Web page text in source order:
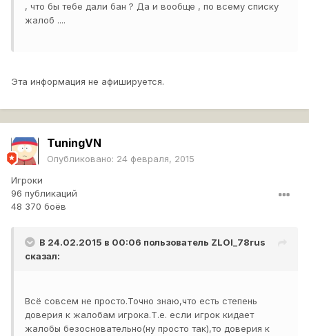
, что бы тебе дали бан ? Да и вообще , по всему списку
жалоб ....
Эта информация не афишируется.
TuningVN
Опубликовано: 24 февраля, 2015
Игроки
96 публикаций
48 370 боёв
В 24.02.2015 в 00:06 пользователь ZLOI_78rus
сказал:
Всё совсем не просто.Точно знаю,что есть степень
доверия к жалобам игрока.Т.е. если игрок кидает
жалобы безосновательно(ну просто так),то доверия к